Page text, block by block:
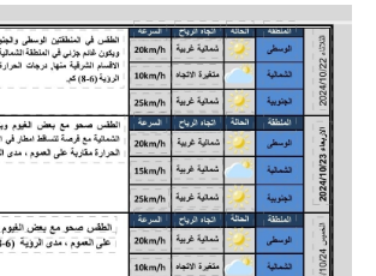
المرحلة
كتب مدرسية
المرحلة
المرحلة
المرحلة